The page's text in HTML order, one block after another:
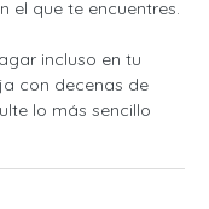
el que te encuentres.
incluso en tu
con decenas de
lo más sencillo